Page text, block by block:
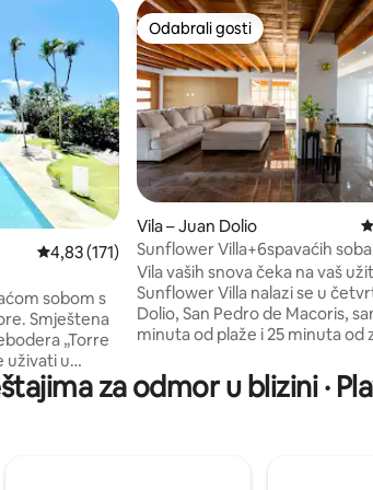
Prosječna ocjena: 4,83/5, recenzija: 171
4,83 (171)
sobom s
Smještena
„Torre
uživati u
Za 4
klima-
Odabrali gosti
Odabrali gosti
Vila – Juan Dolio
Sunflower Villa+6spavaćih
bazen+jacuzzi+wifi
Vila vaših snova čeka na vaš
Sunflower Villa nalazi se u
Dolio, San Pedro de Macoris,
minuta od plaže i 25 minuta od
površina, igralište, košarkaško
prostor za roštilj, bazen u stilu
vozila. Ima 6 spavaćih soba, 5
za odmor u blizini ·